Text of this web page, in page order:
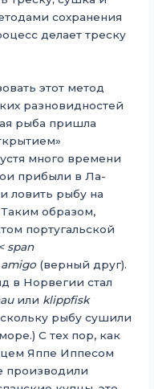
сохранения
делает треску
этот метод
разновидностей
рыба пришла
много времени
прибыли в Ла-
ловить рыбу на
Таким образом,
португальской
< span
(верный друг).
в Норвегии стал
или klippfisk
рыбу сушили
С тех пор, как
Яппе Иппесом
производили